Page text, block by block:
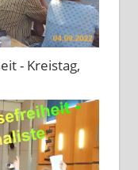
- Kreistag,